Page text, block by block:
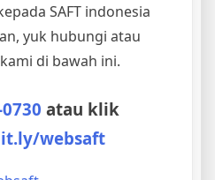
SAFT indonesia
yuk hubungi atau
di bawah ini.
atau klik
websaft